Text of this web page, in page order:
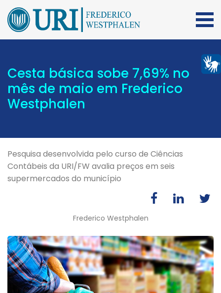
Cesta básica sobe 7,69% no
mês de maio em Frederico
Westphalen
Pesquisa desenvolvida pelo curso de Ciências
Contábeis da URI/FW avalia preços em seis
supermercados do município
Frederico Westphalen